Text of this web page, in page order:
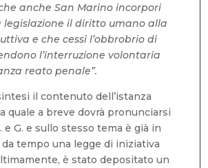
anche San Marino incorpori
legislazione il diritto umano alla
e che cessi l’obbrobrio di
l’interruzione volontaria
reato penale”.
il contenuto dell’istanza
quale a breve dovrà pronunciarsi
e G. e sullo stesso tema è già in
tempo una legge di iniziativa
è stato depositato un